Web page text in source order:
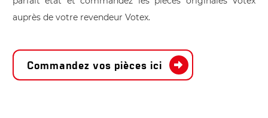
auprès de votre revendeur Votex.
Commandez vos pièces ici